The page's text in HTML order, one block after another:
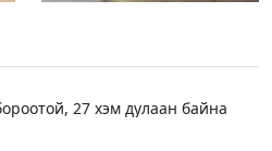
27 хэм дулаан байна